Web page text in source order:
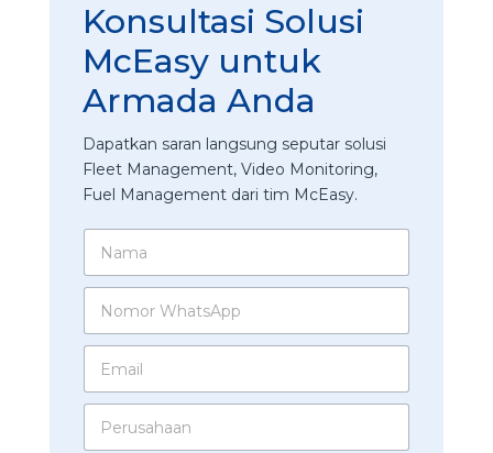
Konsultasi Solusi
McEasy untuk
Armada Anda
Dapatkan saran langsung seputar solusi
Fleet Management, Video Monitoring,
Fuel Management dari tim McEasy.
m
m
W
a